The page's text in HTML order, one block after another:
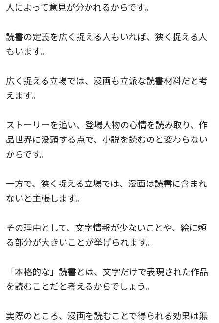
人によって意見が分かれるからです。
読書の定義を広く捉える人もいれば、狭く捉える人
もいます。
広く捉える立場では、漫画も立派な読書材料だと考
えます。
ストーリーを追い、登場人物の心情を読み取り、作
品世界に没頭する点で、小説を読むのと変わらない
からです。
一方で、狭く捉える立場では、漫画は読書に含まれ
ないと主張します。
その理由として、文字情報が少ないことや、絵に頼
る部分が大きいことが挙げられます。
「本格的な」読書とは、文字だけで表現された作品
を読むことだと考えるからでしょう。
実際のところ、漫画を読むことで得られる効果は無